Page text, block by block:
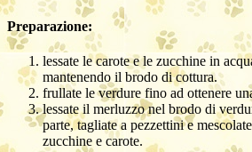
Preparazione:
lessate le carote e le zucchine in
mantenendo il brodo di cottura.
frullate le verdure fino ad ottenere
lessate il merluzzo nel brodo di
parte, tagliate a pezzettini e
zucchine e carote.